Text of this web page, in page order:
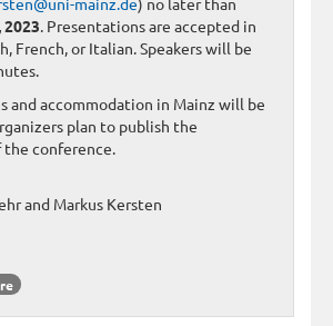
2023. Presentations are accepted in
French, or Italian. Speakers will be
and accommodation in Mainz will be
plan to publish the
the conference.
and Markus Kersten